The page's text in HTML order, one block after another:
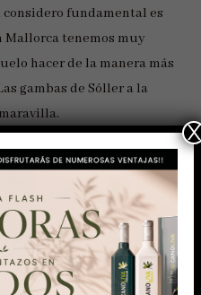
fundamental es
Mallorca tenemos muy
hacer de la manera más
gambas de Sóller a la
mayor fuerza simbólica.
árboles milenarios que
esencia, calidad…
los símbolos en la vida?
en ese paralelismo,
X